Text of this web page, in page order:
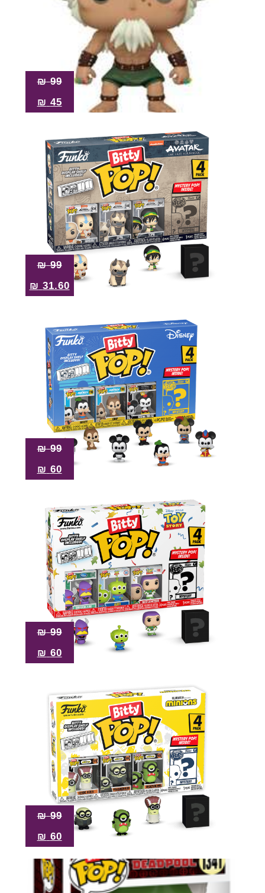
99
₪
45
₪
99
₪
31.60
₪
99
₪
60
₪
99
₪
60
₪
99
₪
60
₪